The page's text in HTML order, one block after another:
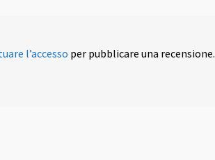
l’accesso per pubblicare una recensione.